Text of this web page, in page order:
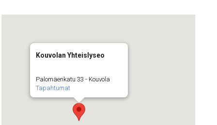
Kouvolan Yhteislyseo
Palomäenkatu 33 - Kouvola
Tapahtumat